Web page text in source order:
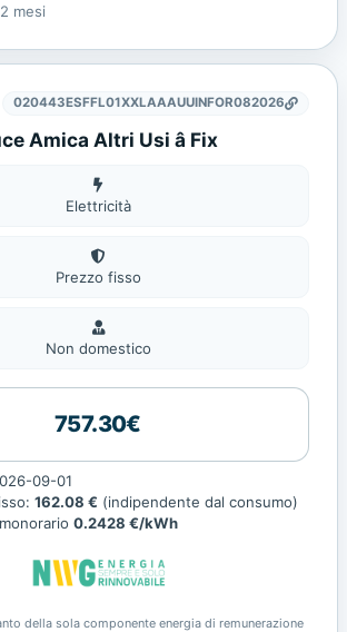
mesi
020443ESFFL01XXLAAAUUINFOR082026
Amica Altri Usi â Fix
Elettricità
Elettricità
Prezzo fisso
Non
domestic
Non domestico
757.30€
09-01
162.08 € (indipendente dal consumo)
0.2428 €/kWh
della sola componente energia di remunerazione